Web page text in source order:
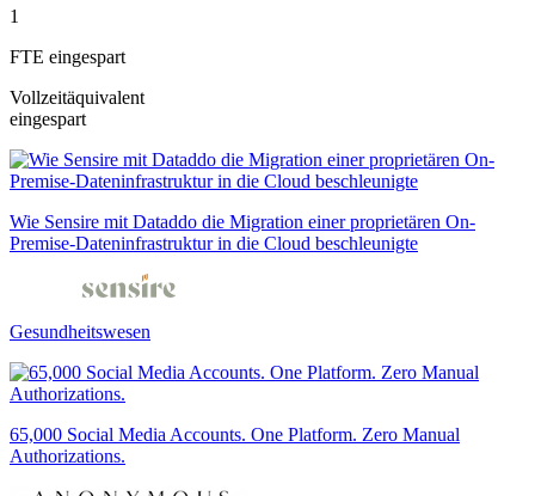
1
FTE eingespart
Vollzeitäquivalent
eingespart
Wie Sensire mit Dataddo die Migration einer proprietären On-
Premise-Dateninfrastruktur in die Cloud beschleunigte
Gesundheitswesen
65,000 Social Media Accounts. One Platform. Zero Manual
Authorizations.